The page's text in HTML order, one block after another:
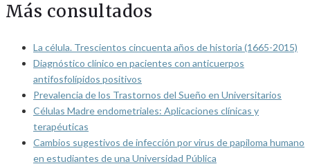
Más consultados
La célula. Trescientos cincuenta años de historia (1665-2015)
Diagnóstico clínico en pacientes con anticuerpos
antifosfolípidos positivos
Prevalencia de los Trastornos del Sueño en Universitarios
Células Madre endometriales: Aplicaciones clínicas y
terapéuticas
Cambios sugestivos de infección por virus de papiloma humano
en estudiantes de una Universidad Pública